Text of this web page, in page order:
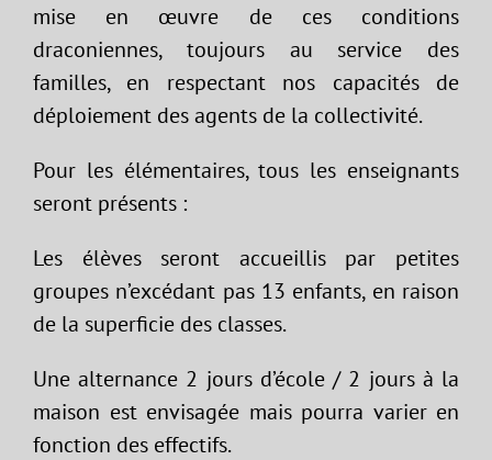
mise en œuvre de ces conditions
draconiennes, toujours au service des
familles, en respectant nos capacités de
déploiement des agents de la collectivité.
Pour les élémentaires, tous les enseignants
seront présents :
Les élèves seront accueillis par petites
groupes n’excédant pas 13 enfants, en raison
de la superficie des classes.
Une alternance 2 jours d’école / 2 jours à la
maison est envisagée mais pourra varier en
fonction des effectifs.